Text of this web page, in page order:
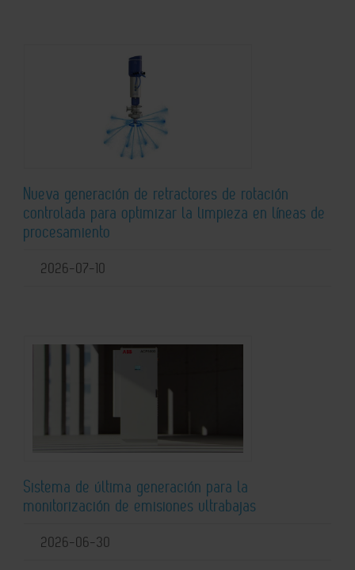
Nueva generación de retractores de rotación
controlada para optimizar la limpieza en líneas de
procesamiento
2026-07-10
Sistema de última generación para la
monitorización de emisiones ultrabajas
2026-06-30